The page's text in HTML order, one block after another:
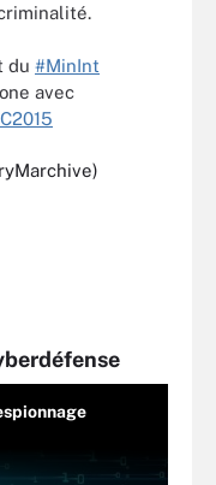
du #MinInt
avec